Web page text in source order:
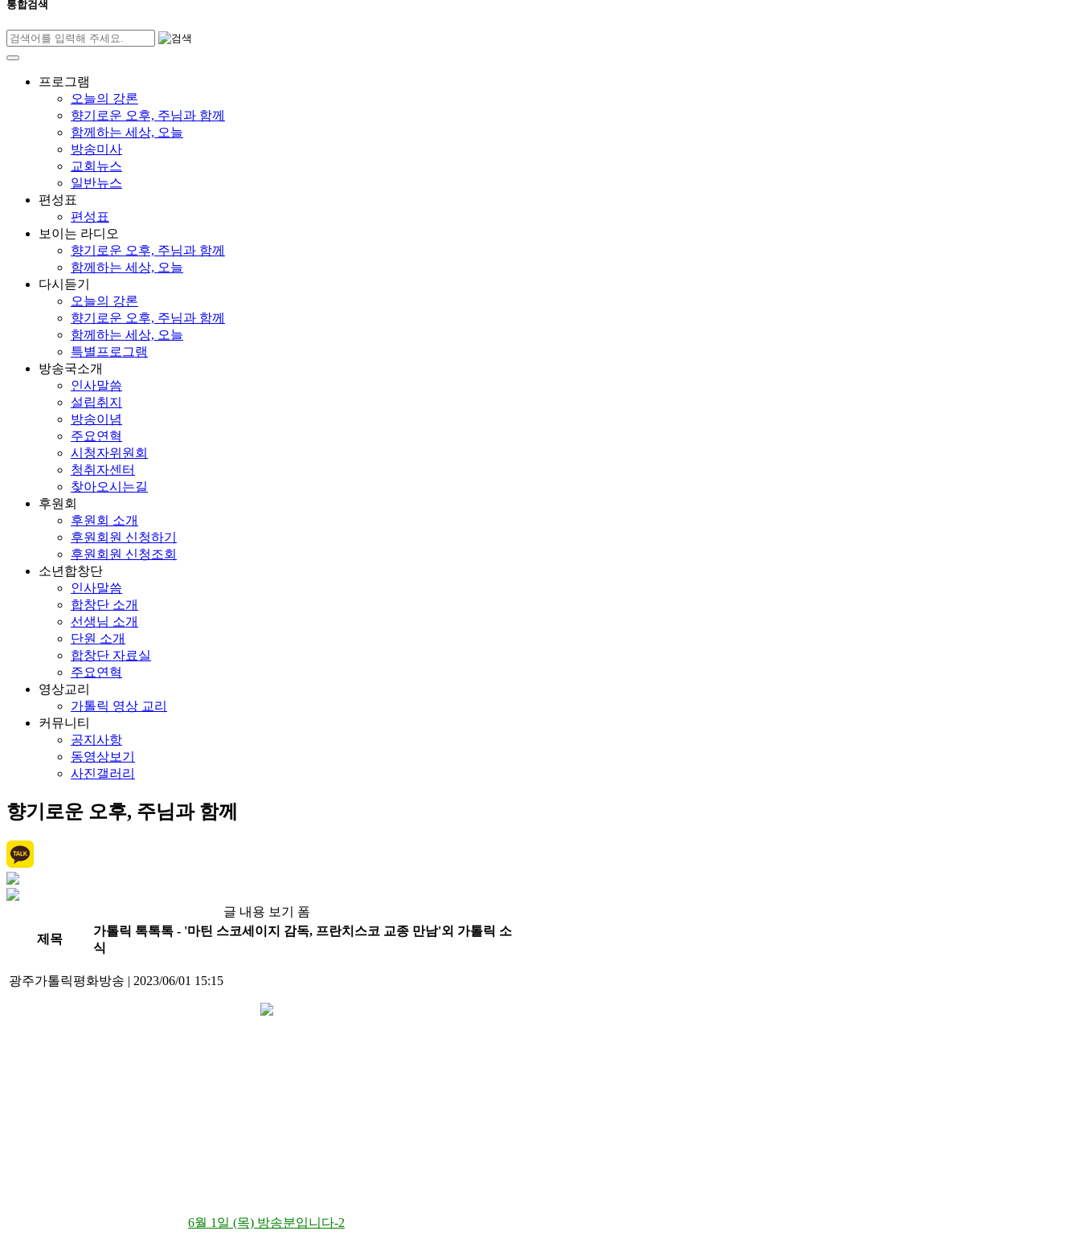
통합검색
프로그램
오늘의 강론
향기로운 오후, 주님과 함께
함께하는 세상, 오늘
방송미사
교회뉴스
일반뉴스
편성표
편성표
보이는 라디오
향기로운 오후, 주님과 함께
함께하는 세상, 오늘
다시듣기
오늘의 강론
향기로운 오후, 주님과 함께
함께하는 세상, 오늘
특별프로그램
방송국소개
인사말씀
설립취지
방송이념
주요연혁
시청자위원회
청취자센터
찾아오시는길
후원회
후원회 소개
후원회원 신청하기
후원회원 신청조회
소년합창단
인사말씀
합창단 소개
선생님 소개
단원 소개
합창단 자료실
주요연혁
영상교리
가톨릭 영상 교리
커뮤니티
공지사항
동영상보기
사진갤러리
향기로운 오후, 주님과 함께
글 내용 보기 폼
제목
가톨릭 톡톡톡 - '마틴 스코세이지 감독, 프란치스코 교종 만남'외 가톨릭 소
식
광주가톨릭평화방송 | 2023/06/01 15:15
6월 1일 (목) 방송분입니다-2